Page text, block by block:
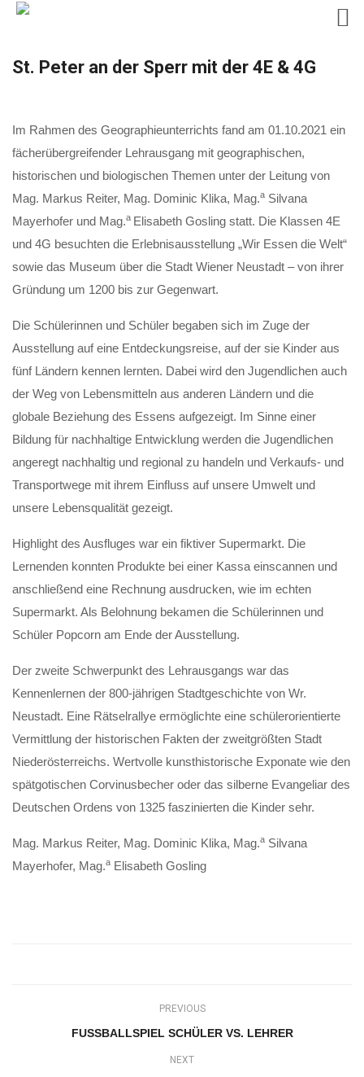
St. Peter an der Sperr mit der 4E & 4G
Im Rahmen des Geographieunterrichts fand am 01.10.2021 ein
fächerübergreifender Lehrausgang mit geographischen,
historischen und biologischen Themen unter der Leitung von
Mag. Markus Reiter, Mag. Dominic Klika, Mag.a Silvana
Mayerhofer und Mag.a Elisabeth Gosling statt. Die Klassen 4E
und 4G besuchten die Erlebnisausstellung „Wir Essen die Welt“
sowie das Museum über die Stadt Wiener Neustadt – von ihrer
Gründung um 1200 bis zur Gegenwart.
Die Schülerinnen und Schüler begaben sich im Zuge der
Ausstellung auf eine Entdeckungsreise, auf der sie Kinder aus
fünf Ländern kennen lernten. Dabei wird den Jugendlichen auch
der Weg von Lebensmitteln aus anderen Ländern und die
globale Beziehung des Essens aufgezeigt. Im Sinne einer
Bildung für nachhaltige Entwicklung werden die Jugendlichen
angeregt nachhaltig und regional zu handeln und Verkaufs- und
Transportwege mit ihrem Einfluss auf unsere Umwelt und
unsere Lebensqualität gezeigt.
Highlight des Ausfluges war ein fiktiver Supermarkt. Die
Lernenden konnten Produkte bei einer Kassa einscannen und
anschließend eine Rechnung ausdrucken, wie im echten
Supermarkt. Als Belohnung bekamen die Schülerinnen und
Schüler Popcorn am Ende der Ausstellung.
Der zweite Schwerpunkt des Lehrausgangs war das
Kennenlernen der 800-jährigen Stadtgeschichte von Wr.
Neustadt. Eine Rätselrallye ermöglichte eine schülerorientierte
Vermittlung der historischen Fakten der zweitgrößten Stadt
Niederösterreichs. Wertvolle kunsthistorische Exponate wie den
spätgotischen Corvinusbecher oder das silberne Evangeliar des
Deutschen Ordens von 1325 faszinierten die Kinder sehr.
Mag. Markus Reiter, Mag. Dominic Klika, Mag.a Silvana
Mayerhofer, Mag.a Elisabeth Gosling
PREVIOUS
FUSSBALLSPIEL SCHÜLER VS. LEHRER
NEXT